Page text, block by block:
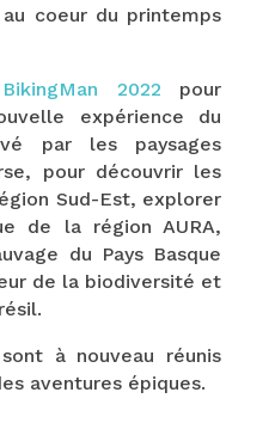
coeur du printemps
2022 pour
expérience du
par les paysages
pour découvrir les
Sud-Est, explorer
de la région AURA,
du Pays Basque
de la biodiversité et
à nouveau réunis
aventures épiques.